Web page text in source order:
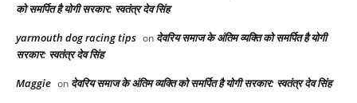
को समर्पित है योगी सरकार: स्वतंत्र देव सिंह
yarmouth dog racing tips​ on देवरिय समाज के अंतिम व्यक्ति को समर्पित है योगी
सरकार: स्वतंत्र देव सिंह
Maggie on देवरिय समाज के अंतिम व्यक्ति को समर्पित है योगी सरकार: स्वतंत्र देव सिंह